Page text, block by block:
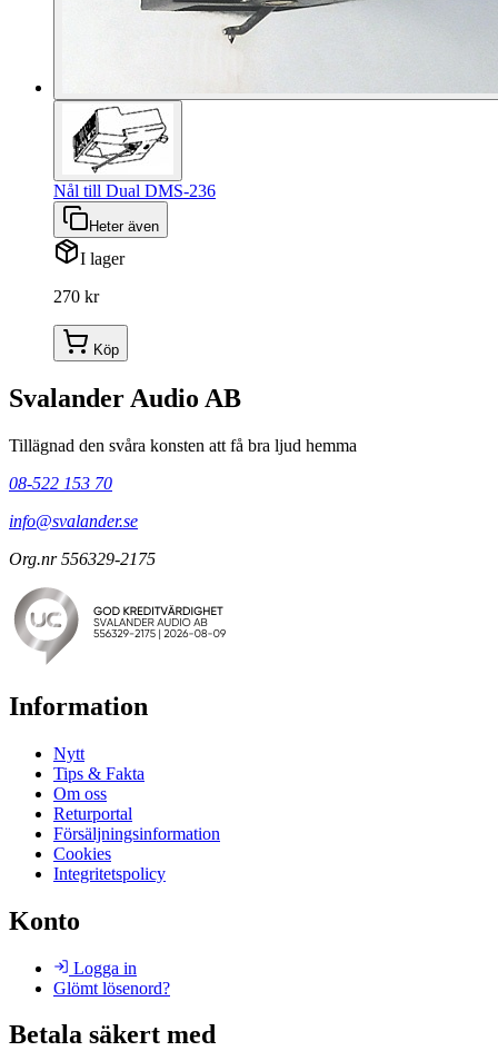
Nål till Dual DMS-236
Heter även
I lager
270 kr
Köp
Svalander Audio AB
Tillägnad den svåra konsten att få bra ljud hemma
08-522 153 70
info@svalander.se
Org.nr 556329-2175
Information
Nytt
Tips & Fakta
Om oss
Returportal
Försäljningsinformation
Cookies
Integritetspolicy
Konto
Logga in
Glömt lösenord?
Betala säkert med